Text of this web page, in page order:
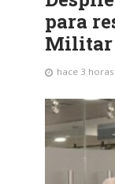
para
Militar
hace 3 horas